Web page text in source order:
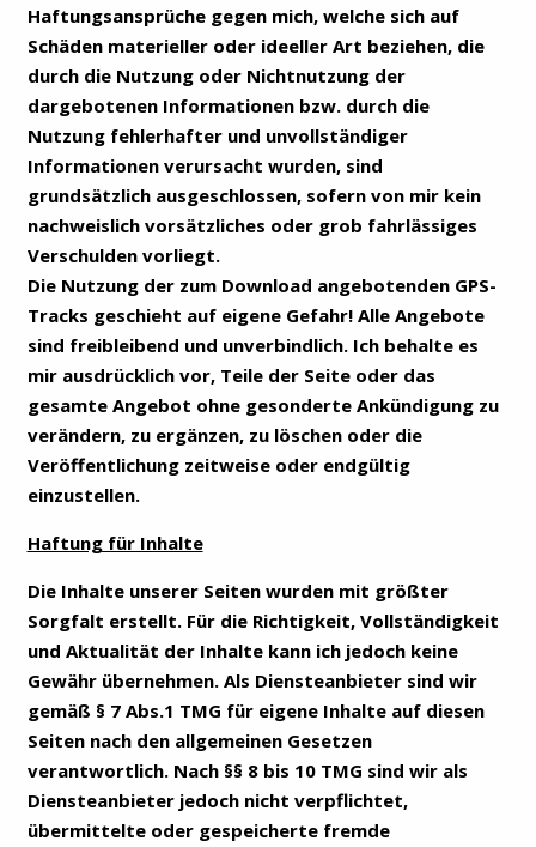
Haftungsansprüche gegen mich, welche sich auf
Schäden materieller oder ideeller Art beziehen, die
durch die Nutzung oder Nichtnutzung der
dargebotenen Informationen bzw. durch die
Nutzung fehlerhafter und unvollständiger
Informationen verursacht wurden, sind
grundsätzlich ausgeschlossen, sofern von mir kein
nachweislich vorsätzliches oder grob fahrlässiges
Verschulden vorliegt.
Die Nutzung der zum Download angebotenden GPS-
Tracks geschieht auf eigene Gefahr! Alle Angebote
sind freibleibend und unverbindlich. Ich behalte es
mir ausdrücklich vor, Teile der Seite oder das
gesamte Angebot ohne gesonderte Ankündigung zu
verändern, zu ergänzen, zu löschen oder die
Veröffentlichung zeitweise oder endgültig
einzustellen.
Haftung für Inhalte
Die Inhalte unserer Seiten wurden mit größter
Sorgfalt erstellt. Für die Richtigkeit, Vollständigkeit
und Aktualität der Inhalte kann ich jedoch keine
Gewähr übernehmen. Als Diensteanbieter sind wir
gemäß § 7 Abs.1 TMG für eigene Inhalte auf diesen
Seiten nach den allgemeinen Gesetzen
verantwortlich. Nach §§ 8 bis 10 TMG sind wir als
Diensteanbieter jedoch nicht verpflichtet,
übermittelte oder gespeicherte fremde